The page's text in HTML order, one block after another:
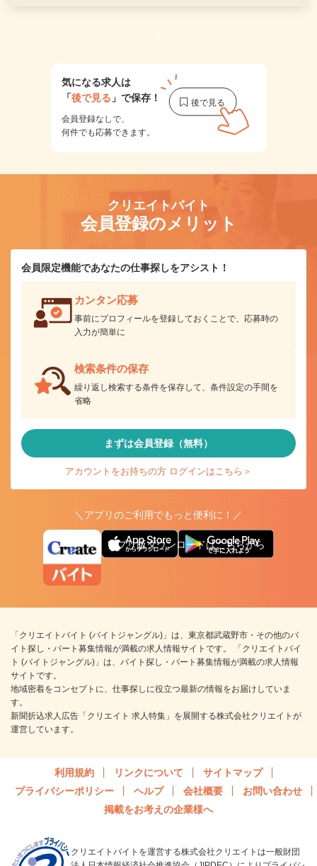
1
気になる求人は
「後で見る 」で保存！
会員登録なしで、
何件でも応募できます。
クリエイトバイト
会員登録のメリット
会員限定機能であなたの仕事探しをアシスト！
カンタン応募
事前にプロフィールを登録しておくことで、応募時の
入力が簡単に
検索条件の保存
繰り返し検索する条件を保存して、条件設定の手間を
省略
まずは会員登録（無料）
アカウントをお持ちの方 ログインはこちら＞
＼アプリのご利用でもっと便利に！／
アプリ版ダウンロードはこちらから
「クリエイトバイト (バイトジャングル)」は、東京都武蔵野市・その他のバ
イト探し・パート募集情報が満載の求人情報サイトです。 「クリエイトバイ
ト (バイトジャングル)」は、バイト探し・パート募集情報が満載の求人情報
サイトです。
地域密着をコンセプトに、仕事探しに役立つ最新の情報をお届けしていま
す。
新聞折込求人広告「クリエイト 求人特集」を展開する株式会社クリエイトが
運営しています。
利用規約 リンクについて
サイトマップ
プライバシーポリシー
ヘルプ 会社概要
お問い合わせ
掲載をお考えの企業様へ
クリエイトバイトを運営する株式会社クリエイトは一般財団